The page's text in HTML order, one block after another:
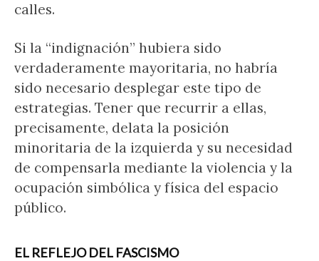
calles.
Si la “indignación” hubiera sido
verdaderamente mayoritaria, no habría
sido necesario desplegar este tipo de
estrategias. Tener que recurrir a ellas,
precisamente, delata la posición
minoritaria de la izquierda y su necesidad
de compensarla mediante la violencia y la
ocupación simbólica y física del espacio
público.
EL REFLEJO DEL FASCISMO